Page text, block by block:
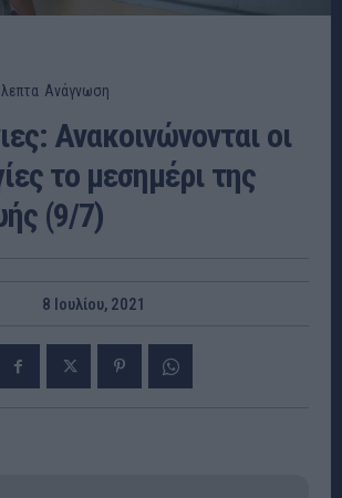
λεπτα Ανάγνωση
Ανακοινώνονται οι
το μεσημέρι της
(9/7)
8 Ιουλίου, 2021